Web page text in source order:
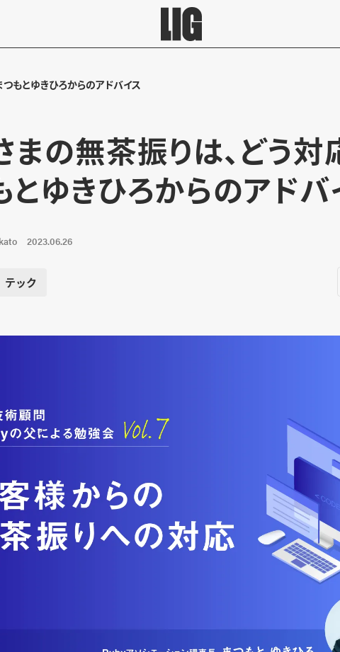
もとゆきひろからのアドバイス
まの無茶振りは、どう対
とゆきひろからのアドバ
2023.06.26
テック